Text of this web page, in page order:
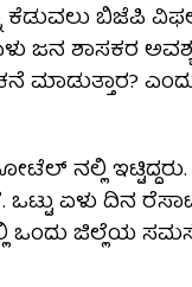
ಕೆಡುವಲು ಬಿಜೆಪಿ
ಶಾಸಕರ
ಮಾಡುತ್ತಾರ?
ನಲ್ಲಿ
ಏಳು ದಿನ
ಜಿಲ್ಲೆಯ